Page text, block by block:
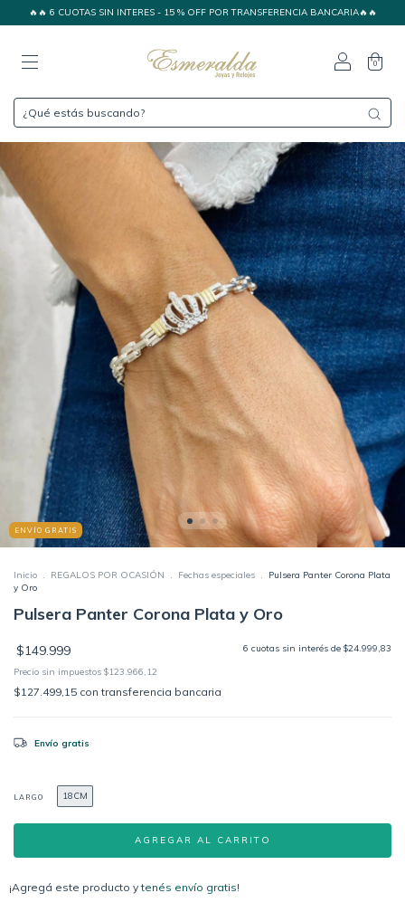
🔥🔥 6 CUOTAS SIN INTERES - 15 % OFF POR TRANSFERENCIA BANCARIA🔥🔥
0
ENVÍO GRATIS
Inicio . REGALOS POR OCASIÓN . Fechas especiales .
Pulsera Panter Corona Plata
y Oro
Pulsera Panter Corona Plata y Oro
$149.999 6 cuotas sin interés de $24.999,83
Precio sin impuestos $123.966,12
$127.499,15 con transferencia bancaria
Envío gratis
LARGO 18CM
¡Agregá este producto ytenés envío gratis!